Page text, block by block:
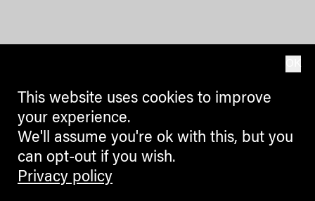
This website uses cookies to improve
your experience.
We'll assume you're ok with this, but you
can opt-out if you wish.
Privacy policy